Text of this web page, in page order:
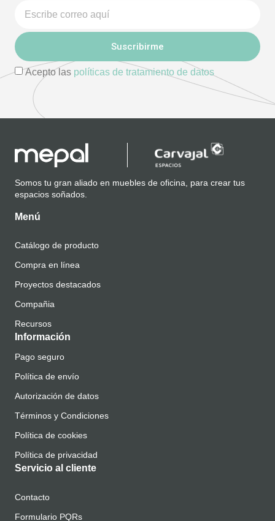
Acepto las políticas de tratamiento de datos
Suscribirme
Somos tu gran aliado en muebles de oficina, para crear tus
espacios soñados.
Menú
Catálogo de producto
Compra en línea
Proyectos destacados
Compañia
Recursos
Información
Pago seguro
Política de envío
Autorización de datos
Términos y Condiciones
Política de cookies
Política de privacidad
Servicio al cliente
Contacto
Formulario PQRs